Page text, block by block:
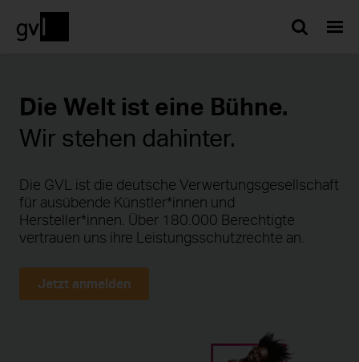
Suche
Die Welt ist eine Bühne.
Wir stehen dahinter.
Die GVL ist die deutsche Verwertungsgesellschaft
für ausübende Künstler*innen und
Hersteller*innen. Über 180.000 Berechtigte
vertrauen uns ihre Leistungsschutzrechte an.
Jetzt anmelden